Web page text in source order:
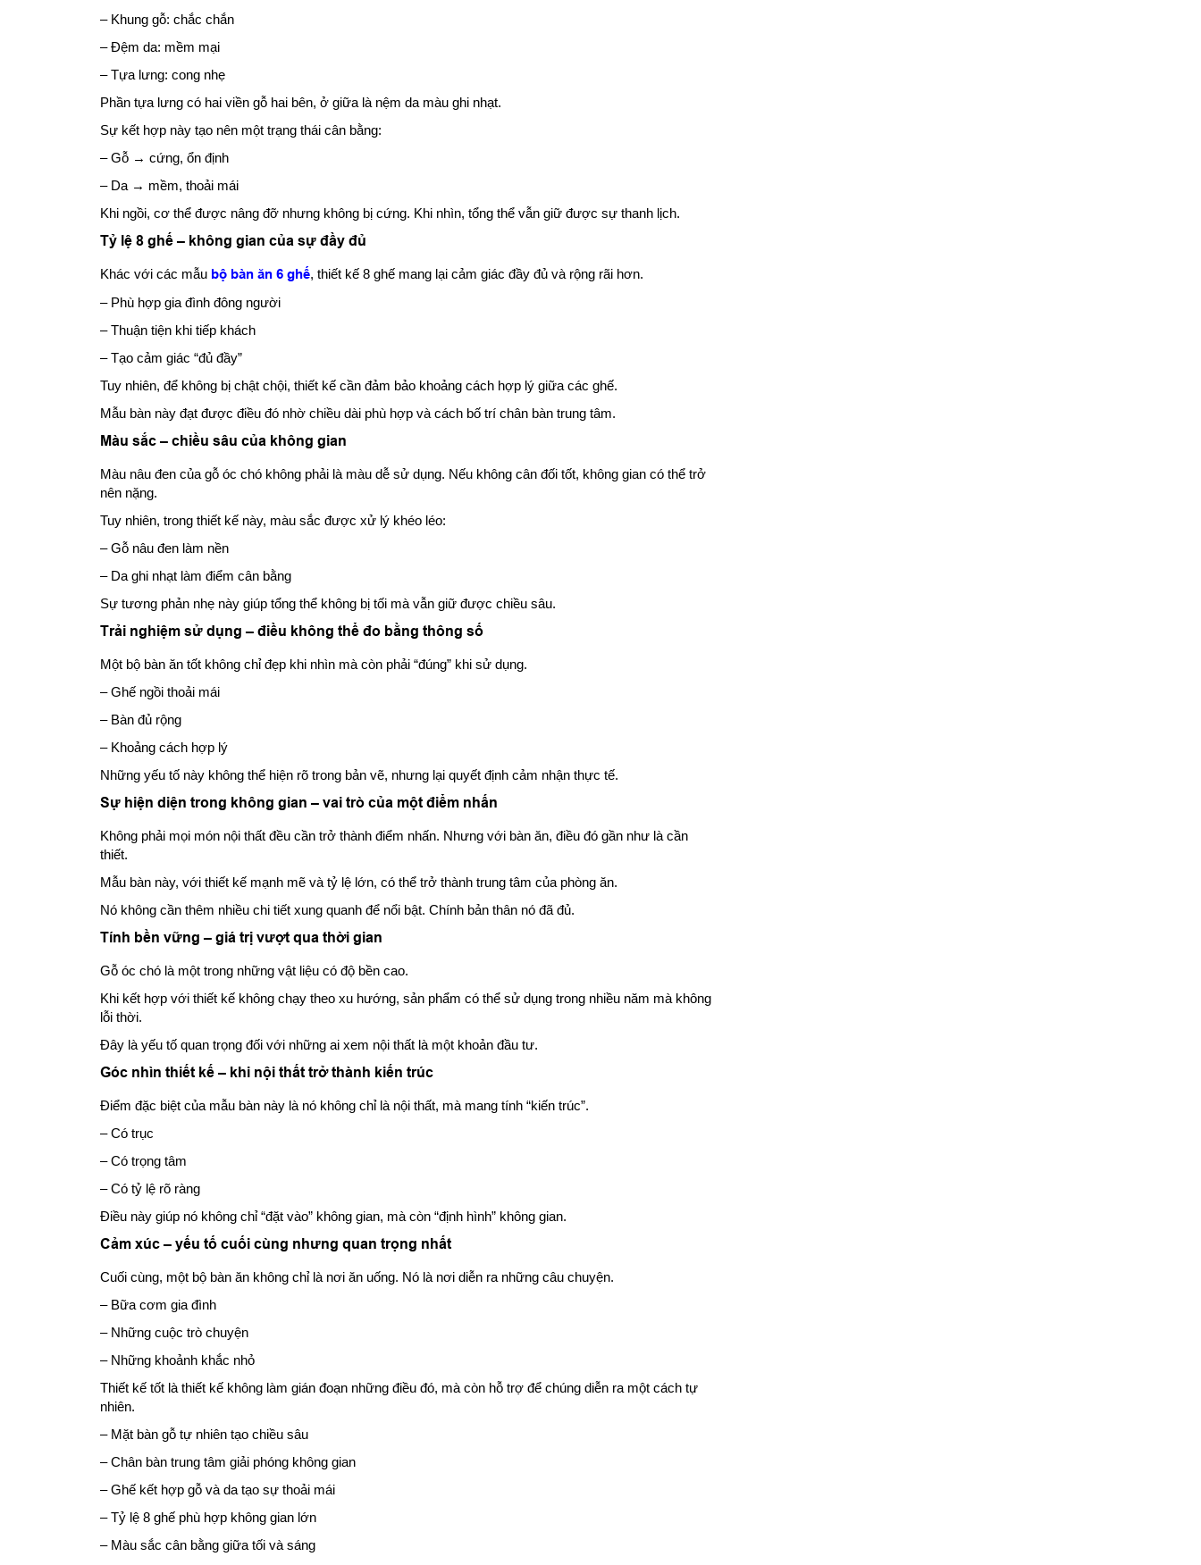
– Khung gỗ: chắc chắn
– Đệm da: mềm mại
– Tựa lưng: cong nhẹ
Phần tựa lưng có hai viền gỗ hai bên, ở giữa là nệm da màu ghi nhạt.
Sự kết hợp này tạo nên một trạng thái cân bằng:
– Gỗ → cứng, ổn định
– Da → mềm, thoải mái
Khi ngồi, cơ thể được nâng đỡ nhưng không bị cứng. Khi nhìn, tổng thể vẫn giữ được sự thanh lịch.
Tỷ lệ 8 ghế – không gian của sự đầy đủ
Khác với các mẫu bộ bàn ăn 6 ghế, thiết kế 8 ghế mang lại cảm giác đầy đủ và rộng rãi hơn.
– Phù hợp gia đình đông người
– Thuận tiện khi tiếp khách
– Tạo cảm giác “đủ đầy”
Tuy nhiên, để không bị chật chội, thiết kế cần đảm bảo khoảng cách hợp lý giữa các ghế.
Mẫu bàn này đạt được điều đó nhờ chiều dài phù hợp và cách bố trí chân bàn trung tâm.
Màu sắc – chiều sâu của không gian
Màu nâu đen của gỗ óc chó không phải là màu dễ sử dụng. Nếu không cân đối tốt, không gian có thể trở
nên nặng.
Tuy nhiên, trong thiết kế này, màu sắc được xử lý khéo léo:
– Gỗ nâu đen làm nền
– Da ghi nhạt làm điểm cân bằng
Sự tương phản nhẹ này giúp tổng thể không bị tối mà vẫn giữ được chiều sâu.
Trải nghiệm sử dụng – điều không thể đo bằng thông số
Một bộ bàn ăn tốt không chỉ đẹp khi nhìn mà còn phải “đúng” khi sử dụng.
– Ghế ngồi thoải mái
– Bàn đủ rộng
– Khoảng cách hợp lý
Những yếu tố này không thể hiện rõ trong bản vẽ, nhưng lại quyết định cảm nhận thực tế.
Sự hiện diện trong không gian – vai trò của một điểm nhấn
Không phải mọi món nội thất đều cần trở thành điểm nhấn. Nhưng với bàn ăn, điều đó gần như là cần
thiết.
Mẫu bàn này, với thiết kế mạnh mẽ và tỷ lệ lớn, có thể trở thành trung tâm của phòng ăn.
Nó không cần thêm nhiều chi tiết xung quanh để nổi bật. Chính bản thân nó đã đủ.
Tính bền vững – giá trị vượt qua thời gian
Gỗ óc chó là một trong những vật liệu có độ bền cao.
Khi kết hợp với thiết kế không chạy theo xu hướng, sản phẩm có thể sử dụng trong nhiều năm mà không
lỗi thời.
Đây là yếu tố quan trọng đối với những ai xem nội thất là một khoản đầu tư.
Góc nhìn thiết kế – khi nội thất trở thành kiến trúc
Điểm đặc biệt của mẫu bàn này là nó không chỉ là nội thất, mà mang tính “kiến trúc”.
– Có trục
– Có trọng tâm
– Có tỷ lệ rõ ràng
Điều này giúp nó không chỉ “đặt vào” không gian, mà còn “định hình” không gian.
Cảm xúc – yếu tố cuối cùng nhưng quan trọng nhất
Cuối cùng, một bộ bàn ăn không chỉ là nơi ăn uống. Nó là nơi diễn ra những câu chuyện.
– Bữa cơm gia đình
– Những cuộc trò chuyện
– Những khoảnh khắc nhỏ
Thiết kế tốt là thiết kế không làm gián đoạn những điều đó, mà còn hỗ trợ để chúng diễn ra một cách tự
nhiên.
– Mặt bàn gỗ tự nhiên tạo chiều sâu
– Chân bàn trung tâm giải phóng không gian
– Ghế kết hợp gỗ và da tạo sự thoải mái
– Tỷ lệ 8 ghế phù hợp không gian lớn
– Màu sắc cân bằng giữa tối và sáng